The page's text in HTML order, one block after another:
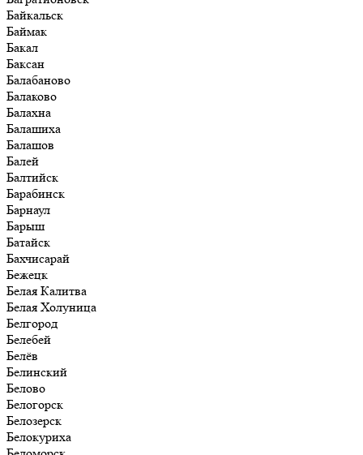
Байкальск
Баймак
Бакал
Баксан
Балабаново
Балаково
Балахна
Балашиха
Балашов
Балей
Балтийск
Барабинск
Барнаул
Барыш
Батайск
Бахчисарай
Бежецк
Белая Калитва
Белая Холуница
Белгород
Белебей
Белёв
Белинский
Белово
Белогорск
Белозерск
Белокуриха